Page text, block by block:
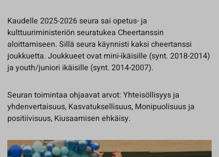
Kaudelle 2025-2026 seura sai opetus- ja
kulttuuriministeriön seuratukea Cheertanssin
aloittamiseen. Sillä seura käynnisti kaksi cheertanssi
joukkuetta. Joukkueet ovat mini-ikäisille (synt. 2018-2014)
ja youth/juniori ikäisille (synt. 2014-2007).
Seuran toimintaa ohjaavat arvot: Yhteisöllisyys ja
yhdenvertaisuus, Kasvatuksellisuus, Monipuolisuus ja
positiivisuus, Kiusaamisen ehkäisy.